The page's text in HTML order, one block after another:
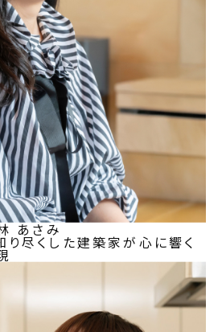
あさみ
り尽くした建築家が心に響く